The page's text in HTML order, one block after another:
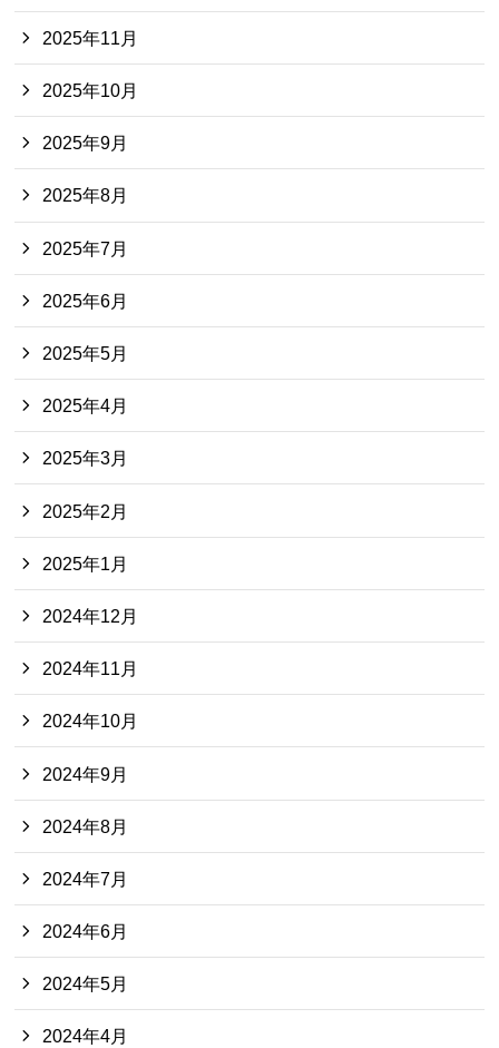
2025年11月
2025年10月
2025年9月
2025年8月
2025年7月
2025年6月
2025年5月
2025年4月
2025年3月
2025年2月
2025年1月
2024年12月
2024年11月
2024年10月
2024年9月
2024年8月
2024年7月
2024年6月
2024年5月
2024年4月